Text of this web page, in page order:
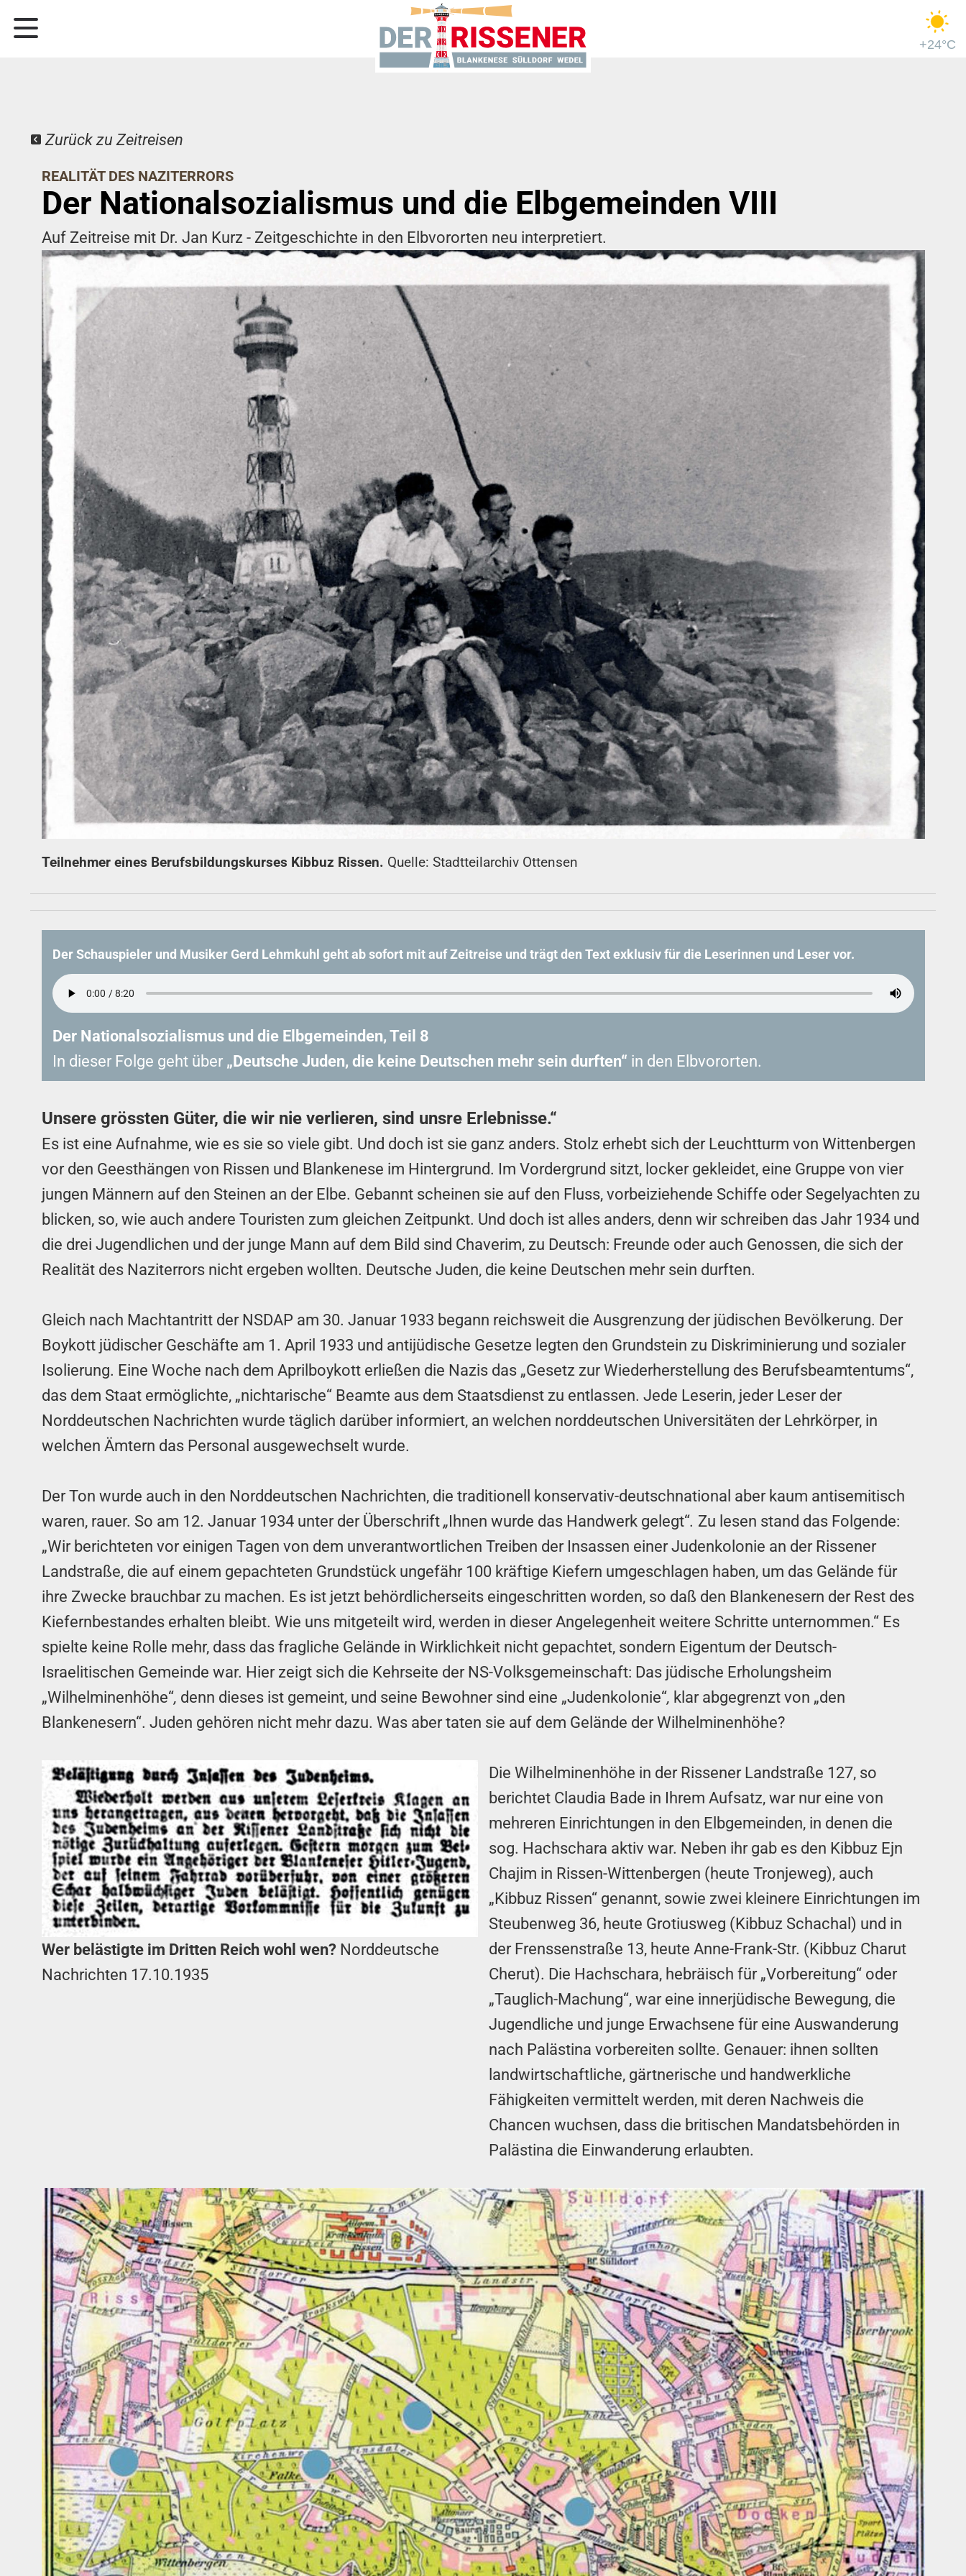
+24°C
Zurück zu Zeitreisen
REALITÄT DES NAZITERRORS
Der Nationalsozialismus und die Elbgemeinden VIII
Auf Zeitreise mit Dr. Jan Kurz - Zeitgeschichte in den Elbvororten neu interpretiert.
Teilnehmer eines Berufsbildungskurses Kibbuz Rissen. Quelle: Stadtteilarchiv Ottensen
Der Schauspieler und Musiker Gerd Lehmkuhl geht ab sofort mit auf Zeitreise und trägt den Text exklusiv für die Leserinnen und Leser vor.
Der Nationalsozialismus und die Elbgemeinden, Teil 8
In dieser Folge geht über „Deutsche Juden, die keine Deutschen mehr sein durften“ in den Elbvororten.
Unsere grössten Güter, die wir nie verlieren, sind unsre Erlebnisse.“
Es ist eine Aufnahme, wie es sie so viele gibt. Und doch ist sie ganz anders. Stolz erhebt sich der Leuchtturm von Wittenbergen
vor den Geesthängen von Rissen und Blankenese im Hintergrund. Im Vordergrund sitzt, locker gekleidet, eine Gruppe von vier
jungen Männern auf den Steinen an der Elbe. Gebannt scheinen sie auf den Fluss, vorbeiziehende Schiffe oder Segelyachten zu
blicken, so, wie auch andere Touristen zum gleichen Zeitpunkt. Und doch ist alles anders, denn wir schreiben das Jahr 1934 und
die drei Jugendlichen und der junge Mann auf dem Bild sind Chaverim, zu Deutsch: Freunde oder auch Genossen, die sich der
Realität des Naziterrors nicht ergeben wollten. Deutsche Juden, die keine Deutschen mehr sein durften.
Gleich nach Machtantritt der NSDAP am 30. Januar 1933 begann reichsweit die Ausgrenzung der jüdischen Bevölkerung. Der
Boykott jüdischer Geschäfte am 1. April 1933 und antijüdische Gesetze legten den Grundstein zu Diskriminierung und sozialer
Isolierung. Eine Woche nach dem Aprilboykott erließen die Nazis das „Gesetz zur Wiederherstellung des Berufsbeamtentums“,
das dem Staat ermöglichte, „nichtarische“ Beamte aus dem Staatsdienst zu entlassen. Jede Leserin, jeder Leser der
Norddeutschen Nachrichten wurde täglich darüber informiert, an welchen norddeutschen Universitäten der Lehrkörper, in
welchen Ämtern das Personal ausgewechselt wurde.
Der Ton wurde auch in den Norddeutschen Nachrichten, die traditionell konservativ-deutschnational aber kaum antisemitisch
waren, rauer. So am 12. Januar 1934 unter der Überschrift „ Ihnen wurde das Handwerk gelegt“. Zu lesen stand das Folgende:
„Wir berichteten vor einigen Tagen von dem unverantwortlichen Treiben der Insassen einer Judenkolonie an der Rissener
Landstraße, die auf einem gepachteten Grundstück ungefähr 100 kräftige Kiefern umgeschlagen haben, um das Gelände für
ihre Zwecke brauchbar zu machen. Es ist jetzt behördlicherseits eingeschritten worden, so daß den Blankenesern der Rest des
Kiefernbestandes erhalten bleibt. Wie uns mitgeteilt wird, werden in dieser Angelegenheit weitere Schritte unternommen.“ Es
spielte keine Rolle mehr, dass das fragliche Gelände in Wirklichkeit nicht gepachtet, sondern Eigentum der Deutsch-
Israelitischen Gemeinde war. Hier zeigt sich die Kehrseite der NS-Volksgemeinschaft: Das jüdische Erholungsheim
„Wilhelminenhöhe“, denn dieses ist gemeint, und seine Bewohner sind eine „Judenkolonie“, klar abgegrenzt von „den
Blankenesern“. Juden gehören nicht mehr dazu. Was aber taten sie auf dem Gelände der Wilhelminenhöhe?
Wer belästigte im Dritten Reich wohl wen? Norddeutsche
Nachrichten 17.10.1935
Die Wilhelminenhöhe in der Rissener Landstraße 127, so
berichtet Claudia Bade in Ihrem Aufsatz, war nur eine von
mehreren Einrichtungen in den Elbgemeinden, in denen die
sog. Hachschara aktiv war. Neben ihr gab es den Kibbuz Ejn
Chajim in Rissen-Wittenbergen (heute Tronjeweg), auch
„Kibbuz Rissen“ genannt, sowie zwei kleinere Einrichtungen im
Steubenweg 36, heute Grotiusweg (Kibbuz Schachal) und in
der Frenssenstraße 13, heute Anne-Frank-Str. (Kibbuz Charut
Cherut). Die Hachschara, hebräisch für „Vorbereitung“ oder
„Tauglich-Machung“, war eine innerjüdische Bewegung, die
Jugendliche und junge Erwachsene für eine Auswanderung
nach Palästina vorbereiten sollte. Genauer: ihnen sollten
landwirtschaftliche, gärtnerische und handwerkliche
Fähigkeiten vermittelt werden, mit deren Nachweis die
Chancen wuchsen, dass die britischen Mandatsbehörden in
Palästina die Einwanderung erlaubten.